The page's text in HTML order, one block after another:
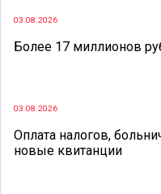
03.08.2026
Более 17 миллионов
03.08.2026
Оплата налогов,
новые квитанции